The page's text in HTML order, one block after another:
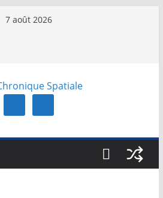
7 août 2026